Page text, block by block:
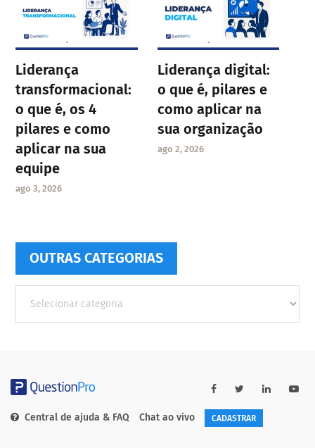
Liderança
transformacional:
o que é, os 4
pilares e como
aplicar na sua
equipe
ago 3, 2026
Liderança digital:
o que é, pilares e
como aplicar na
sua organização
ago 2, 2026
OUTRAS CATEGORIAS
Categorias
Central de ajuda & FAQ Chat ao vivo CADASTRAR